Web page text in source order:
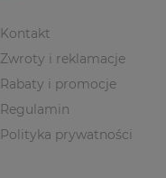
Kontakt
Zwroty i reklamacje
Rabaty i promocje
Regulamin
Polityka prywatności